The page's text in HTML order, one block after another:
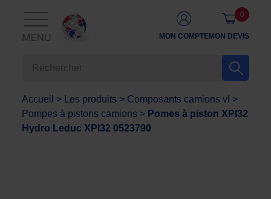
MENU MON COMPTEMON DEVIS
0
Accueil > Les produits > Composants camions vl >
Pompes à pistons camions > Pomes à piston XPI32
Hydro Leduc XPI32 0523790